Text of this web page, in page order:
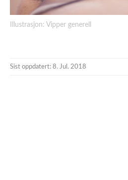
Illustrasjon: Vipper generell
Sist oppdatert: 8. Jul. 2018